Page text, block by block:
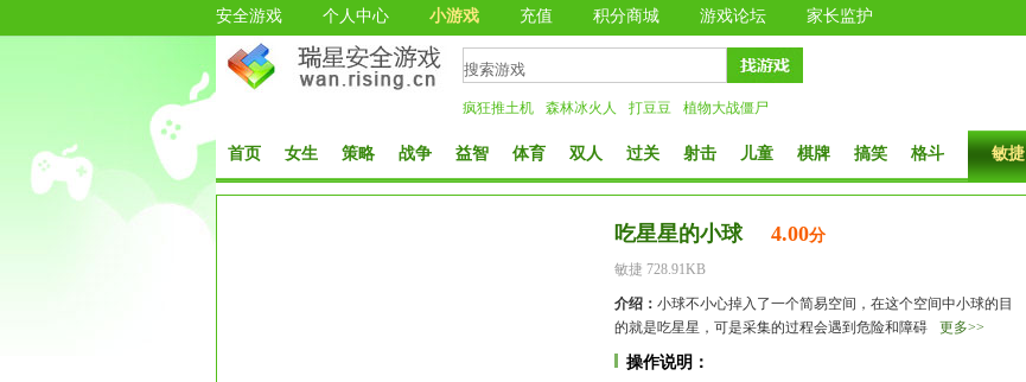
安全游戏 个人中心 小游戏 充值 积分商城 游戏论坛 家长监护
疯狂推土机 森林冰火人 打豆豆 植物大战僵尸
首页 女生 策略 战争 益智 体育 双人 过关 射击 儿童 棋牌 搞笑 格斗 敏捷
吃星星的小球 4.00分
敏捷 728.91KB
介绍： 小球不小心掉入了一个简易空间，在这个空间中小球的目
的就是吃星星，可是采集的过程会遇到危险和障碍
更多>>
操作说明：